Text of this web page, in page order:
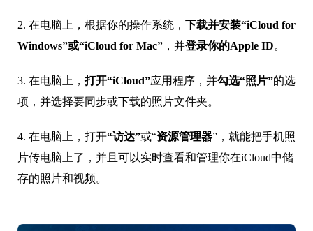
2. 在电脑上，根据你的操作系统， 下载并安装“iCloud for
Windows”或“iCloud for Mac” ，并登录你的Apple ID。
3. 在电脑上，打开“iCloud”应用程序，并勾选“照片”的选
项，并选择要同步或下载的照片文件夹。
4. 在电脑上，打开“访达”或“资源管理器”，就能把手机照
片传电脑上了，并且可以实时查看和管理你在iCloud中储
存的照片和视频。